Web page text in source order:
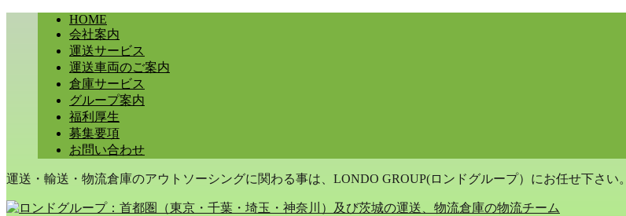
HOME
会社案内
運送サービス
運送車両のご案内
倉庫サービス
グループ案内
福利厚生
募集要項
お問い合わせ
運送・輸送・物流倉庫のアウトソーシングに関わる事は、LONDO GROUP(ロンドグループ）にお任せ下さい。